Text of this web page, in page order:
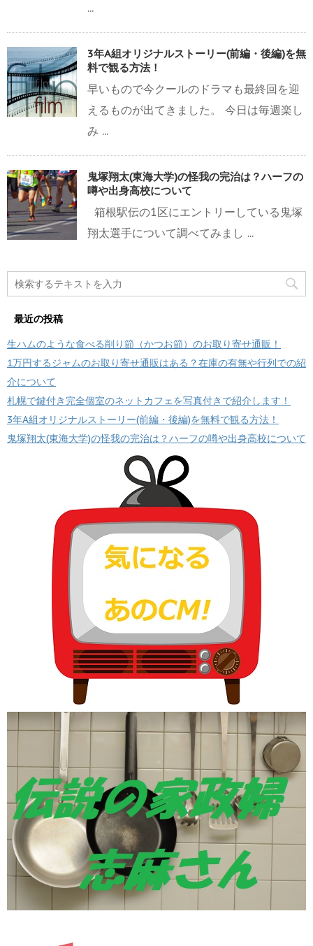
...
3年A組オリジナルストーリー(前編・後編)を無
料で観る方法！
早いもので今クールのドラマも最終回を迎
えるものが出てきました。 今日は毎週楽し
み ...
鬼塚翔太(東海大学)の怪我の完治は？ハーフの
噂や出身高校について
箱根駅伝の1区にエントリーしている鬼塚
翔太選手について調べてみまし ...
最近の投稿
生ハムのような食べる削り節（かつお節）のお取り寄せ通販！
1万円するジャムのお取り寄せ通販はある？在庫の有無や行列での紹
介について
札幌で鍵付き完全個室のネットカフェを写真付きで紹介します！
3年A組オリジナルストーリー(前編・後編)を無料で観る方法！
鬼塚翔太(東海大学)の怪我の完治は？ハーフの噂や出身高校について